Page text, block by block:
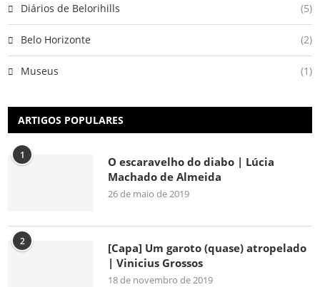
Diários de Belorihills (5)
Belo Horizonte (2)
Museus (1)
ARTIGOS POPULARES
1
O escaravelho do diabo | Lúcia
Machado de Almeida
26 de maio de 2019
2
[Capa] Um garoto (quase) atropelado
| Vinicius Grossos
18 de novembro de 2019